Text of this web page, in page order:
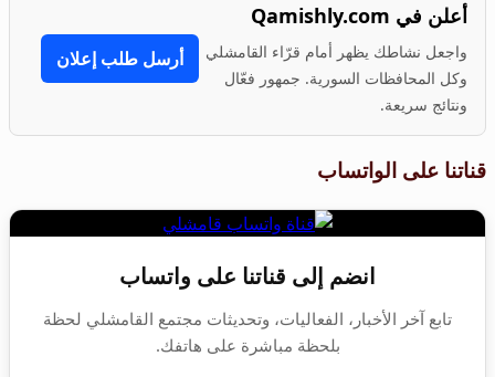
أعلن في Qamishly.com
واجعل نشاطك يظهر أمام قرّاء القامشلي
وكل المحافظات السورية. جمهور فعّال
ونتائج سريعة.
أرسل طلب إعلان
قناتنا على الواتساب
انضم إلى قناتنا على واتساب
تابع آخر الأخبار، الفعاليات، وتحديثات مجتمع القامشلي لحظة
بلحظة مباشرة على هاتفك.